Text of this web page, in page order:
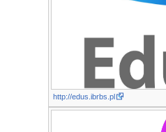
http://edus.ibrbs.pl